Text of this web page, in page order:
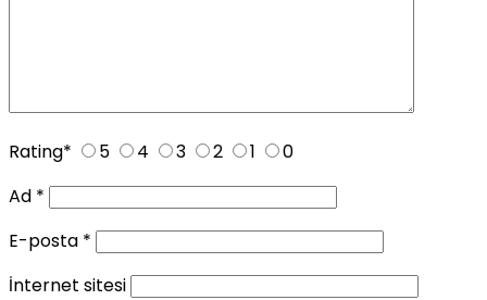
Rating* 5 4 3 2 1
0
Ad *
E-posta *
İnternet sitesi